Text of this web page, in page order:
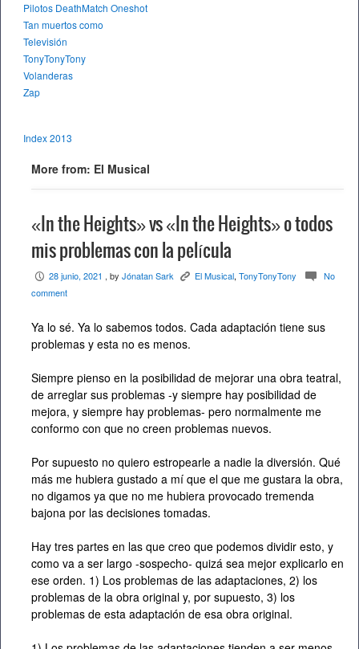
Pilotos DeathMatch Oneshot
Tan muertos como
Televisión
TonyTonyTony
Volanderas
Zap
Index 2013
More from: El Musical
«In the Heights» vs «In the Heights» o todos
mis problemas con la película
P 28 junio, 2021 , by Jónatan Sark K El Musical,TonyTonyTony c No
comment
Ya lo sé. Ya lo sabemos todos. Cada adaptación tiene sus
problemas y esta no es menos.
Siempre pienso en la posibilidad de mejorar una obra teatral,
de arreglar sus problemas -y siempre hay posibilidad de
mejora, y siempre hay problemas- pero normalmente me
conformo con que no creen problemas nuevos.
Por supuesto no quiero estropearle a nadie la diversión. Qué
más me hubiera gustado a mí que el que me gustara la obra,
no digamos ya que no me hubiera provocado tremenda
bajona por las decisiones tomadas.
Hay tres partes en las que creo que podemos dividir esto, y
como va a ser largo -sospecho- quizá sea mejor explicarlo en
ese orden. 1) Los problemas de las adaptaciones, 2) los
problemas de la obra original y, por supuesto, 3) los
problemas de esta adaptación de esa obra original.